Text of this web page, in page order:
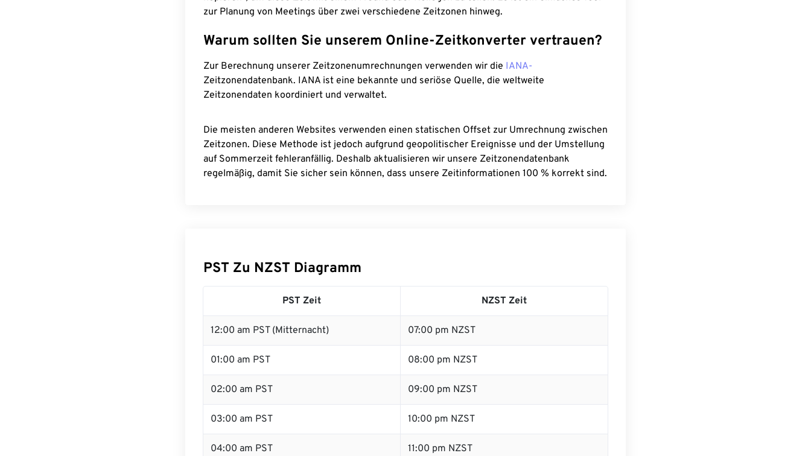
zur Planung von Meetings über zwei verschiedene Zeitzonen hinweg.
Warum sollten Sie unserem Online-Zeitkonverter vertrauen?
Zur Berechnung unserer Zeitzonenumrechnungen verwenden wir die IANA-
Zeitzonendatenbank. IANA ist eine bekannte und seriöse Quelle, die weltweite
Zeitzonendaten koordiniert und verwaltet.
Die meisten anderen Websites verwenden einen statischen Offset zur Umrechnung zwischen
Zeitzonen. Diese Methode ist jedoch aufgrund geopolitischer Ereignisse und der Umstellung
auf Sommerzeit fehleranfällig. Deshalb aktualisieren wir unsere Zeitzonendatenbank
regelmäßig, damit Sie sicher sein können, dass unsere Zeitinformationen 100 % korrekt sind.
PST Zu NZST Diagramm
PST Zeit NZST Zeit
12:00 am PST (Mitternacht) 07:00 pm NZST
01:00 am PST 08:00 pm NZST
02:00 am PST 09:00 pm NZST
03:00 am PST 10:00 pm NZST
04:00 am PST 11:00 pm NZST